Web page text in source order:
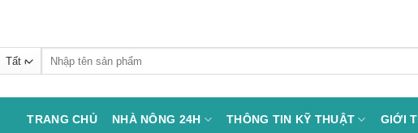
TRANG CHỦ NHÀ NÔNG 24H THÔNG TIN KỸ THUẬT GIỚI